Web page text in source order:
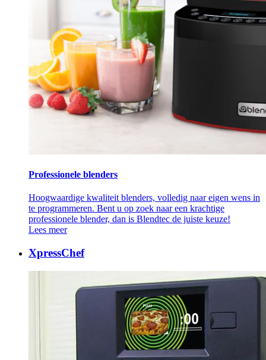
Professionele blenders
Hoogwaardige kwaliteit blenders, volledig naar eigen wens in
te programmeren. Bent u op zoek naar een krachtige
professionele blender, dan is Blendtec de juiste keuze!
Lees meer
XpressChef